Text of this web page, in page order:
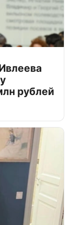
рублей